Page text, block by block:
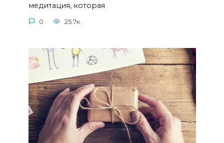
медитация, которая
0 25.7к.